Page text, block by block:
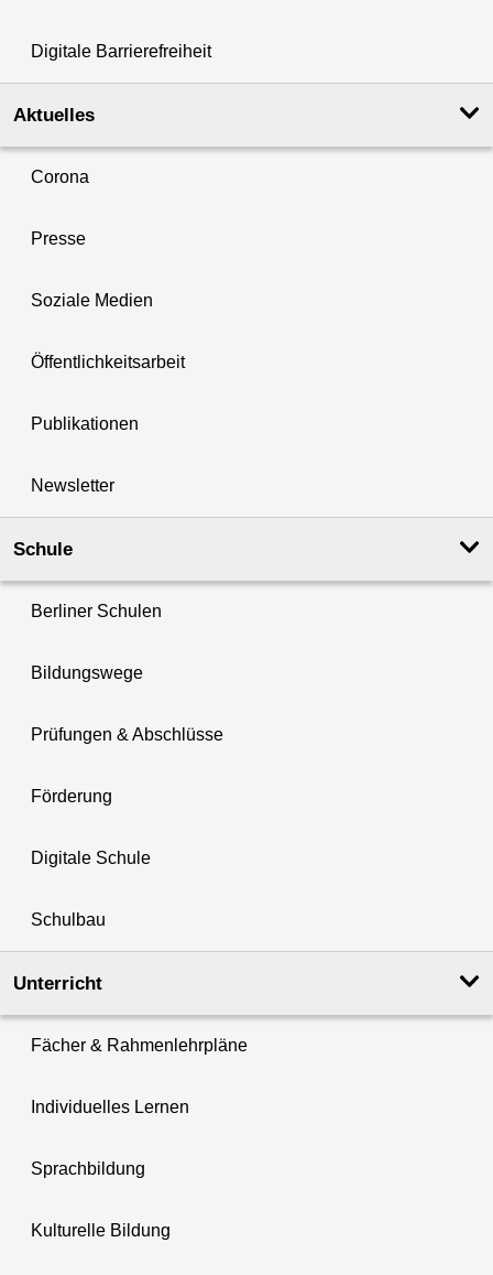
Digitale Barrierefreiheit
Aktuelles
Corona
Presse
Soziale Medien
Öffentlichkeitsarbeit
Publikationen
Newsletter
Schule
Berliner Schulen
Bildungswege
Prüfungen & Abschlüsse
Förderung
Digitale Schule
Schulbau
Unterricht
Fächer & Rahmenlehrpläne
Individuelles Lernen
Sprachbildung
Kulturelle Bildung